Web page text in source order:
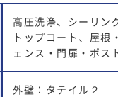
高圧洗浄、シーリン
トップコート、屋根
ェンス・門扉・ポス
外壁：タテイル２